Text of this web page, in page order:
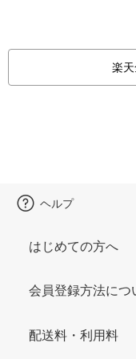
楽
ヘルプ
はじめての方へ
会員登録方法につ
配送料・利用料